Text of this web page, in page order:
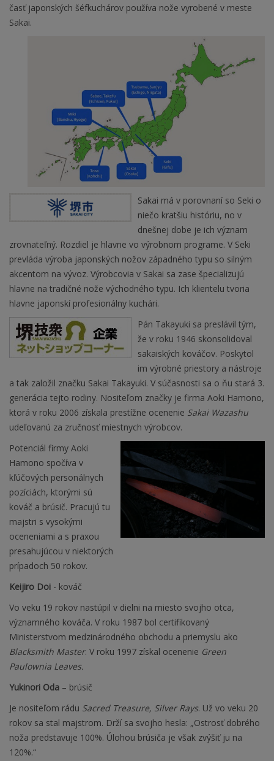
časť japonských šéfkuchárov používa nože vyrobené v meste
Sakai.
Sakai má v porovnaní so Seki o
niečo kratšiu históriu, no v
dnešnej dobe je ich význam
zrovnateľný. Rozdiel je hlavne vo výrobnom programe. V Seki
prevláda výroba japonských nožov západného typu so silným
akcentom na vývoz. Výrobcovia v Sakai sa zase špecializujú
hlavne na tradičné nože východného typu. Ich klientelu tvoria
hlavne japonskí profesionálny kuchári.
Pán Takayuki sa preslávil tým,
že v roku 1946 skonsolidoval
sakaiských kováčov. Poskytol
im výrobné priestory a nástroje
a tak založil značku Sakai Takayuki. V súčasnosti sa o ňu stará 3.
generácia tejto rodiny. Nositeľom značky je firma Aoki Hamono,
ktorá v roku 2006 získala prestížne ocenenie Sakai Wazashu
udeľovanú za zručnosť miestnych výrobcov.
Potenciál firmy Aoki
Hamono spočíva v
kľúčových personálnych
pozíciách, ktorými sú
kováč a brúsič. Pracujú tu
majstri s vysokými
oceneniami a s praxou
presahujúcou v niektorých
prípadoch 50 rokov.
Keijiro Doi - kováč
Vo veku 19 rokov nastúpil v dielni na miesto svojho otca,
významného kováča. V roku 1987 bol certifikovaný
Ministerstvom medzinárodného obchodu a priemyslu ako
Blacksmith Master. V roku 1997 získal ocenenie Green
Paulownia Leaves.
Yukinori Oda – brúsič
Je nositeľom rádu Sacred Treasure, Silver Rays. Už vo veku 20
rokov sa stal majstrom. Drží sa svojho hesla: „Ostrosť dobrého
noža predstavuje 100%. Úlohou brúsiča je však zvýšiť ju na
120%.“